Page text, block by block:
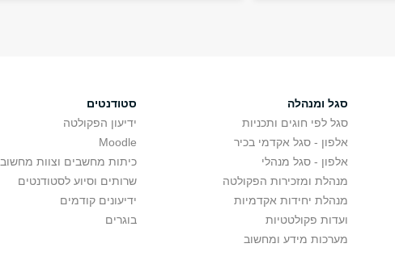
סגל ומנהלה
סגל לפי חוגים ותכניות
אלפון - סגל אקדמי בכיר
אלפון - סגל מנהלי
מנהלת ומזכירות הפקולטה
מנהלת יחידות אקדמיות
ועדות פקולטטיות
מערכות מידע ומחשוב
סטודנטים
ידיעון הפקולטה
Moodle
כיתות מחשבים וצוות מחשוב
שרותים וסיוע לסטודנטים
ידיעונים קודמים
בוגרים